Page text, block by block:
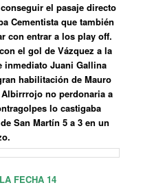
el pasaje directo
Cementista que también
con entrar a los play off.
el gol de Vázquez a la
inmediato Juani Gallina
habilitación de Mauro
no perdonaria a
lo castigaba
San Martín 5 a 3 en un
FECHA 14